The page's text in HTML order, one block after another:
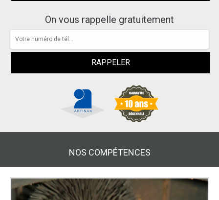
On vous rappelle gratuitement
NOS COMPÉTENCES